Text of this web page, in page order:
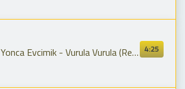
4:25
Yonca Evcimik - Vurula Vurula (Remastered)